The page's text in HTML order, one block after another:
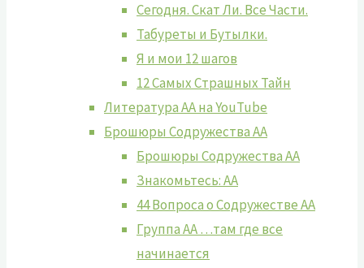
Сегодня. Скат Ли. Все Части.
Табуреты и Бутылки.
Я и мои 12 шагов
12 Самых Страшных Тайн
Литература АА на YouTube
Брошюры Содружества АА
Брошюры Содружества АА
Знакомьтесь: АА
44 Вопроса о Содружестве АА
Группа АА …там где все
начинается